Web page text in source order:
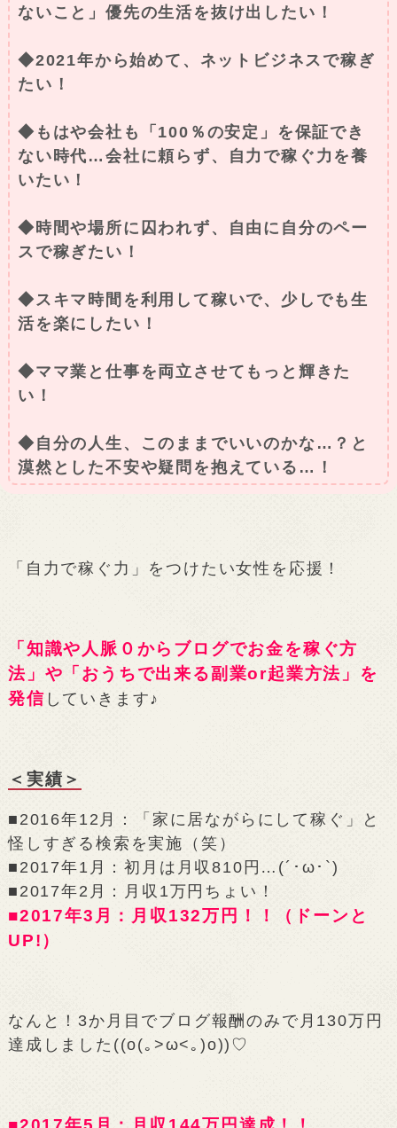
ないこと」優先の生活を抜け出したい！
◆2021年から始めて、ネットビジネスで稼ぎ
たい！
◆もはや会社も「100％の安定」を保証でき
ない時代…会社に頼らず、自力で稼ぐ力を養
いたい！
◆時間や場所に囚われず、自由に自分のペー
スで稼ぎたい！
◆スキマ時間を利用して稼いで、少しでも生
活を楽にしたい！
◆ママ業と仕事を両立させてもっと輝きた
い！
◆自分の人生、このままでいいのかな…？と
漠然とした不安や疑問を抱えている…！
「自力で稼ぐ力」をつけたい女性を応援！
「知識や人脈０からブログでお金を稼ぐ方
法」や「おうちで出来る副業or起業方法」を
発信 していきます♪
＜実績＞
■2016年12月：「家に居ながらにして稼ぐ」と
怪しすぎる検索を実施（笑）
■2017年1月：初月は月収810円…(´･ω･`)
■2017年2月：月収1万円ちょい！
■2017年3月：月収132万円！！（ドーンと
UP!）
なんと！3か月目でブログ報酬のみで月130万円
達成しました((o(｡>ω<｡)o))♡